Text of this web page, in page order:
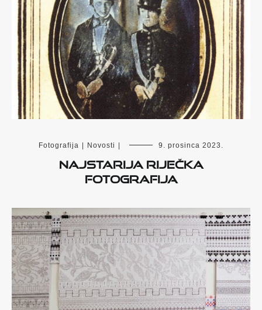
Fotografija | Novosti | 9. prosinca 2023.
Najstarija riječka
fotografija